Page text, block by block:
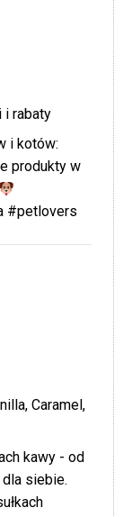
i rabaty
i kotów:
produkty w
#petlovers
Caramel,
kawy - od
siebie.